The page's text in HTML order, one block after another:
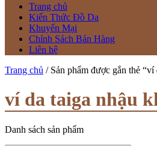
Trang chủ
Kiến Thức Đồ Da
Khuyến Mại
Chính Sách Bán Hàng
Liên hệ
Trang chủ / Sản phẩm được gắn thẻ “ví
ví da taiga nhậu
Danh sách sản phẩm